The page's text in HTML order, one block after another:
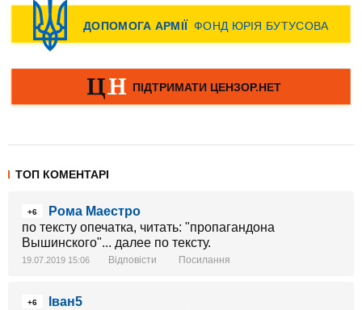
ТОП КОМЕНТАРІ
+6
Рома Маестро
по тексту опечатка, читать: "пропагандона
Вышинского"... далее по тексту.
19.07.2019 15:06 Відповісти Посилання
+6
Іван5